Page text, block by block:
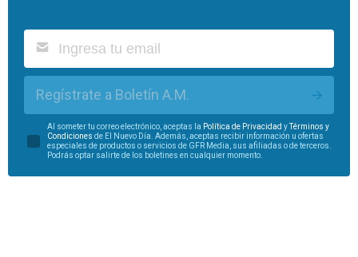
Regístrate a Boletín A.M.
Al someter tu correo electrónico, aceptas la Política de Privacidad y
Términos y
Condiciones de El Nuevo Día. Además, aceptas recibir información u ofertas
especiales de productos o servicios de GFR Media, sus afiliadas o de terceros.
Podrás optar salirte de los boletines en cualquier momento.